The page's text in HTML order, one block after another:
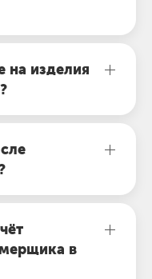
на изделия
в